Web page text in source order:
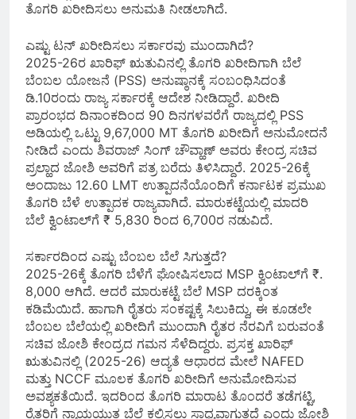
ತೊಗರಿ ಖರೀದಿಸಲು ಅನುಮತಿ ನೀಡಲಾಗಿದೆ.
ಎಷ್ಟು ಟನ್ ಖರೀದಿಸಲು ಸರ್ಕಾರವು ಮುಂದಾಗಿದೆ?
2025-26ರ ಖಾರಿಫ್ ಋತುವಿನಲ್ಲಿ ತೊಗರಿ ಖರೀದಿಗಾಗಿ ಬೆಲೆ
ಬೆಂಬಲ ಯೋಜನೆ (PSS) ಅನುಷ್ಠಾನಕ್ಕೆ ಸಂಬಂಧಿಸಿದಂತೆ
ಡಿ.10ರಂದು ರಾಜ್ಯ ಸರ್ಕಾರಕ್ಕೆ ಆದೇಶ ನೀಡಿದ್ದಾರೆ. ಖರೀದಿ
ಪ್ರಾರಂಭದ ದಿನಾಂಕದಿಂದ 90 ದಿನಗಳವರೆಗೆ ರಾಜ್ಯದಲ್ಲಿ PSS
ಅಡಿಯಲ್ಲಿ ಒಟ್ಟು 9,67,000 MT ತೊಗರಿ ಖರೀದಿಗೆ ಅನುಮೋದನೆ
ನೀಡಿದೆ ಎಂದು ಶಿವರಾಜ್ ಸಿಂಗ್ ಚೌವ್ಹಾಣ್ ಅವರು ಕೇಂದ್ರ ಸಚಿವ
ಪ್ರಲ್ಹಾದ ಜೋಶಿ ಅವರಿಗೆ ಪತ್ರ ಬರೆದು ತಿಳಿಸಿದ್ದಾರೆ. 2025-26ಕ್ಕೆ
ಅಂದಾಜು 12.60 LMT ಉತ್ಪಾದನೆಯೊಂದಿಗೆ ಕರ್ನಾಟಕ ಪ್ರಮುಖ
ತೊಗರಿ ಬೆಳೆ ಉತ್ಪಾದಕ ರಾಜ್ಯವಾಗಿದೆ. ಮಾರುಕಟ್ಟೆಯಲ್ಲಿ ಮಾದರಿ
ಬೆಲೆ ಕ್ವಿಂಟಾಲ್‌ಗೆ ₹ 5,830 ರಿಂದ 6,700ರ ನಡುವಿದೆ.
ಸರ್ಕಾರದಿಂದ ಎಷ್ಟು ಬೆಂಬಲ ಬೆಲೆ ಸಿಗುತ್ತದೆ?
2025-26ಕ್ಕೆ ತೊಗರಿ ಬೆಳೆಗೆ ಘೋಷಿಸಲಾದ MSP ಕ್ವಿಂಟಾಲ್‌ಗೆ ₹.
8,000 ಆಗಿದೆ. ಆದರೆ ಮಾರುಕಟ್ಟೆ ಬೆಲೆ MSP ದರಕ್ಕಿಂತ
ಕಡಿಮೆಯಿದೆ. ಹಾಗಾಗಿ ರೈತರು ಸಂಕಷ್ಟಕ್ಕೆ ಸಿಲುಕಿದ್ದು, ಈ ಕೂಡಲೇ
ಬೆಂಬಲ ಬೆಲೆಯಲ್ಲಿ ಖರೀದಿಗೆ ಮುಂದಾಗಿ ರೈತರ ನೆರವಿಗೆ ಬರುವಂತೆ
ಸಚಿವ ಜೋಶಿ ಕೇಂದ್ರದ ಗಮನ ಸೆಳೆದಿದ್ದರು. ಪ್ರಸಕ್ತ ಖಾರಿಫ್
ಋತುವಿನಲ್ಲಿ (2025-26) ಆದ್ಯತೆ ಆಧಾರದ ಮೇಲೆ NAFED
ಮತ್ತು NCCF ಮೂಲಕ ತೊಗರಿ ಖರೀದಿಗೆ ಅನುಮೋದಿಸುವ
ಅವಶ್ಯಕತೆಯಿದೆ. ಇದರಿಂದ ತೊಗರಿ ಮಾರಾಟ ತೊಂದರೆ ತಡೆಗಟ್ಟಿ,
ರೈತರಿಗೆ ನ್ಯಾಯಯುತ ಬೆಲೆ ಕಲ್ಪಿಸಲು ಸಾಧ್ಯವಾಗುತ್ತದೆ ಎಂದು ಜೋಶಿ